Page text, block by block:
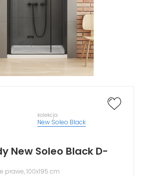
kolekcja
New Soleo Black
New Soleo Black D-
prawe, 100x195 cm